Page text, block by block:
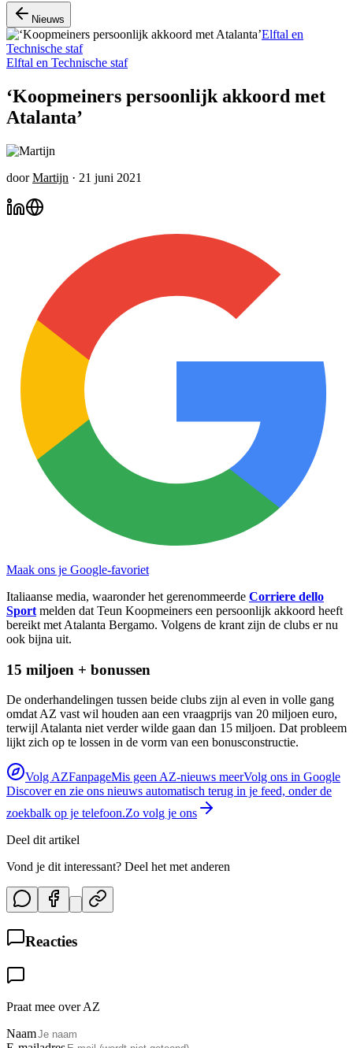
Nieuws
Elftal en
Technische staf
Elftal en Technische staf
‘Koopmeiners persoonlijk akkoord met
Atalanta’
door Martijn · 21 juni 2021
Maak ons je Google-favoriet
Italiaanse media, waaronder het gerenommeerde Corriere dello
Sport melden dat Teun Koopmeiners een persoonlijk akkoord heeft
bereikt met Atalanta Bergamo. Volgens de krant zijn de clubs er nu
ook bijna uit.
15 miljoen + bonussen
De onderhandelingen tussen beide clubs zijn al even in volle gang
omdat AZ vast wil houden aan een vraagprijs van 20 miljoen euro,
terwijl Atalanta niet verder wilde gaan dan 15 miljoen. Dat probleem
lijkt zich op te lossen in de vorm van een bonusconstructie.
Volg AZFanpageMis geen AZ-nieuws meerVolg ons in Google
Discover en zie ons nieuws automatisch terug in je feed, onder de
zoekbalk op je telefoon.Zo volg je ons
Deel dit artikel
Vond je dit interessant? Deel het met anderen
Reacties
Praat mee over AZ
Naam